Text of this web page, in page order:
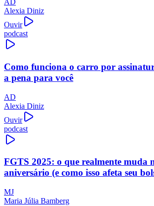
AD
Alexia Diniz
Ouvir
podcast
Como funciona o carro por
a pena para você
AD
Alexia Diniz
Ouvir
podcast
FGTS 2025: o que realmente muda
aniversário (e como isso afeta seu
MJ
Maria Júlia Bamberg